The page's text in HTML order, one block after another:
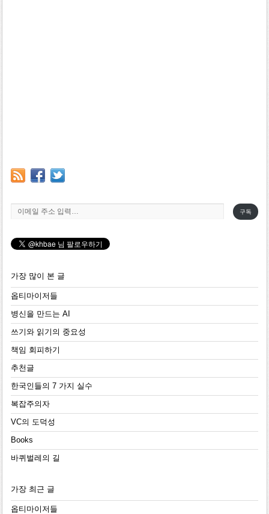
이메일 주소 입력…
구독
가장 많이 본 글
옵티마이저들
병신을 만드는 AI
쓰기와 읽기의 중요성
책임 회피하기
추천글
한국인들의 7 가지 실수
복잡주의자
VC의 도덕성
Books
바퀴벌레의 길
가장 최근 글
옵티마이저들